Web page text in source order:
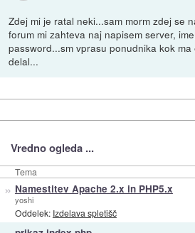
Zdej mi je ratal neki...sam morm zdej se
forum mi zahteva naj napisem server,
password...sm vprasu ponudnika kok
delal...
Vredno ogleda ...
Tema
» Namestitev Apache 2.x in PHP5.x
yoshi
Oddelek: Izdelava spletišč